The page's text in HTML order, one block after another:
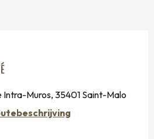
Muros, 35401 Saint-Malo